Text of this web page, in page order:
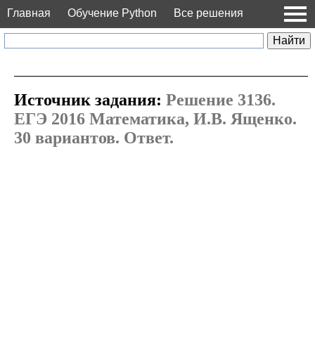
Главная Обучение Python Все решения
Источник задания: Решение 3136.
ЕГЭ 2016 Математика, И.В. Ященко.
30 вариантов. Ответ.